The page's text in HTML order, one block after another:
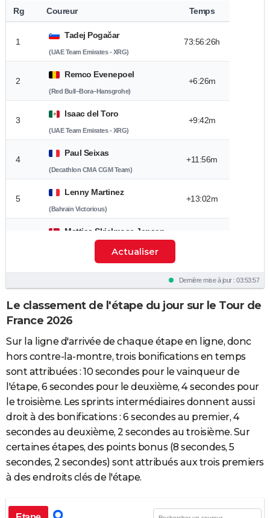
Rg Coureur Temps
1
Tadej Pogačar
(UAE Team Emirates - XRG)
73:56:26h
2
Remco Evenepoel
(Red Bull–Bora–Hansgrohe)
+6:26m
3
Isaac del Toro
(UAE Team Emirates - XRG)
+9:42m
4
Paul Seixas
(Decathlon CMA CGM Team)
+11:56m
5
Lenny Martinez
(Bahrain Victorious)
+13:02m
Mattias Skjelmose Jensen
Juan Ayuso
(Lidl - Trek)
+17:48m
8
Richard Carapaz
(EF Education-EasyPost)
9
(Pinarello Q36.5 Pro Cycling Team)
+29:28m
Jordan Jegat
(TotalEnergies)
11
Yannis Voisard
(Tudor Pro Cycling Team)
+38:02m
12
Tobias Johannessen
13 +1:02:23h
Actualiser
Dernière mise à jour : 03:53:57
Le classement de l'étape du jour sur le Tour de
France 2026
Sur la ligne d'arrivée de chaque étape en ligne, donc
hors contre-la-montre, trois bonifications en temps
sont attribuées : 10 secondes pour le vainqueur de
l'étape, 6 secondes pour le deuxième, 4 secondes pour
le troisième. Les sprints intermédiaires donnent aussi
droit à des bonifications : 6 secondes au premier, 4
secondes au deuxième, 2 secondes au troisième. Sur
certaines étapes, des points bonus (8 secondes, 5
secondes, 2 secondes) sont attribués aux trois premiers
à des endroits clés de l'étape.